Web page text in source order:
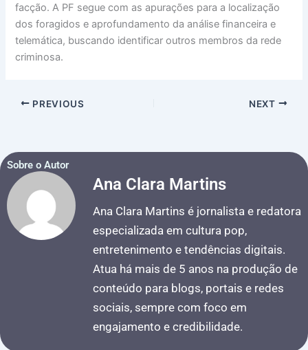
facção. A PF segue com as apurações para a localização
dos foragidos e aprofundamento da análise financeira e
telemática, buscando identificar outros membros da rede
criminosa.
PREVIOUS NEXT
Sobre o Autor
Ana Clara Martins
Ana Clara Martins é jornalista e redatora
especializada em cultura pop,
entretenimento e tendências digitais.
Atua há mais de 5 anos na produção de
conteúdo para blogs, portais e redes
sociais, sempre com foco em
engajamento e credibilidade.